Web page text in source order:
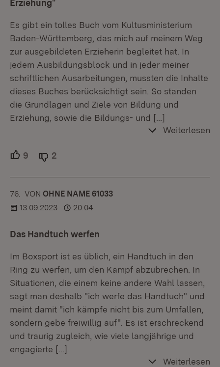
Erziehung"
Es gibt ein tolles Buch vom Kultusministerium
Baden-Württemberg, das mich auf meinem Weg
zur ausgebildeten Erzieherin begleitet hat. In
jedem Ausbildungsblock und in jeder meiner
schriftlichen Ausarbeitungen, mussten die Inhalte
dieses Buches berücksichtigt sein. So standen
die Grundlagen und Ziele von Bildung und
Erziehung, sowie die Bildungs- und […]
Weiterlesen
9 Unterstützer.
2
76. KOMMENTAR
VON :OHNE NAME 61033
13.09.2023
20:04
Das Handtuch werfen
Im Boxsport ist es üblich, ein Handtuch in den
Ring zu werfen, um den Kampf abzubrechen. In
Situationen, die einem keine andere Wahl lassen,
sagt man deshalb "ich werfe das Handtuch" und
meint damit "ich kämpfe nicht bis zum Umfallen,
sondern gebe freiwillig auf". Es ist erschreckend
und traurig zugleich, wie viele langjährige und
engagierte […]
Weiterlesen